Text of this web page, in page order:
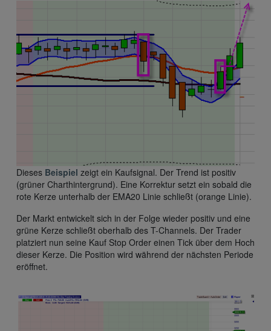
Dieses Beispiel zeigt ein Kaufsignal. Der Trend ist positiv
(grüner Charthintergrund). Eine Korrektur setzt ein sobald die
rote Kerze unterhalb der EMA20 Linie schließt (orange Linie).
Der Markt entwickelt sich in der Folge wieder positiv und eine
grüne Kerze schließt oberhalb des T-Channels. Der Trader
platziert nun seine Kauf Stop Order einen Tick über dem Hoch
dieser Kerze. Die Position wird während der nächsten Periode
eröffnet.